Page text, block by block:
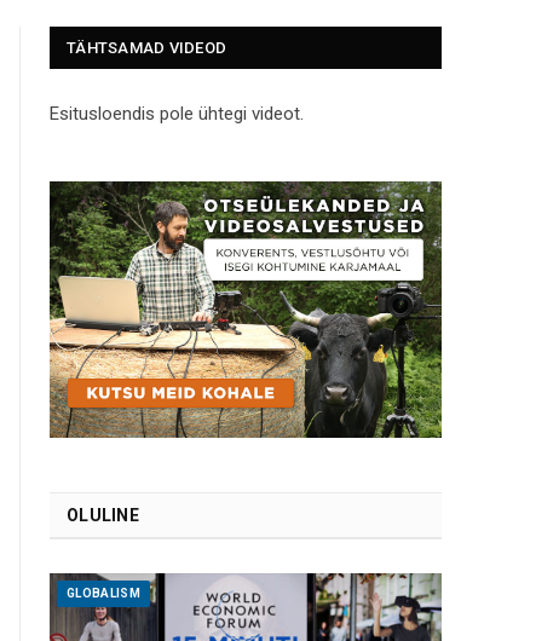
TÄHTSAMAD VIDEOD
Esitusloendis pole ühtegi videot.
OLULINE
GLOBALISM